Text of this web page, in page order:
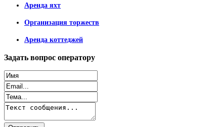
Аренда яхт
Организация торжеств
Аренда коттеджей
Задать вопрос оператору